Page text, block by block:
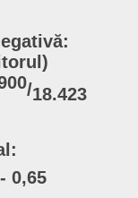
/18.423
0,65